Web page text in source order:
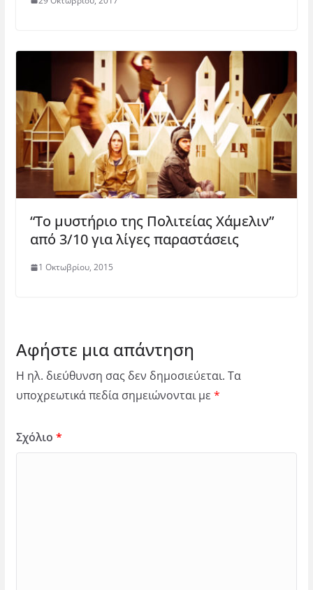
“Το μυστήριο της Πολιτείας Χάμελιν”
από 3/10 για λίγες παραστάσεις
1 Οκτωβρίου, 2015
Αφήστε μια απάντηση
Η ηλ. διεύθυνση σας δεν δημοσιεύεται. Τα
υποχρεωτικά πεδία σημειώνονται με *
Σχόλιο *